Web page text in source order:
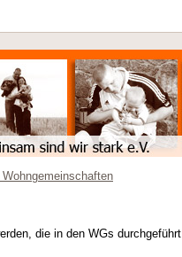
Wohngemeinschaften
die in den WGs durchgeführt